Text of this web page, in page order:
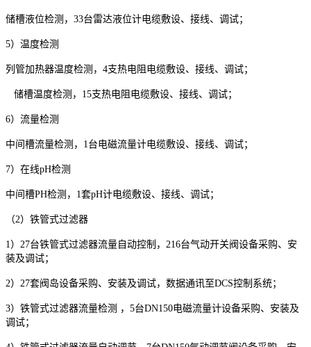
储槽液位检测， 33台雷达液位计电缆敷设、接线、调试；
5）温度检测
列管加热器温度检测， 4支热电阻电缆敷设、接线、调试；
储槽温度检测， 15支热电阻电缆敷设、接线、调试；
6）流量检测
中间槽流量检测， 1台电磁流量计电缆敷设、接线、调试；
7）在线pH检测
中间槽PH检测， 1套pH计电缆敷设、接线、调试；
（2）铁管式过滤器
1） 27台铁管式过滤器流量自动控制， 216台气动开关阀设备采购、安
装及调试；
2） 27套阀岛设备采购、安装及调试，数据通讯至DCS控制系统；
3）铁管式过滤器流量检测 ， 5台DN150电磁流量计设备采购、安装及
调试；